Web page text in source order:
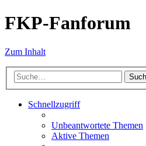
FKP-Fanforum
Zum Inhalt
Schnellzugriff
Unbeantwortete Themen
Aktive Themen